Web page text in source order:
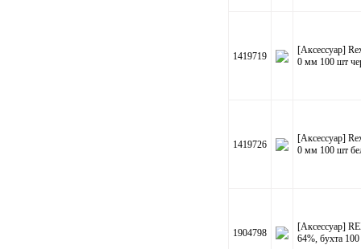
1419719
[Аксессуар]
0 мм 100 шт
1419726
[Аксессуар]
0 мм 100 шт
1904798
[Аксессуар]
64%, бухта